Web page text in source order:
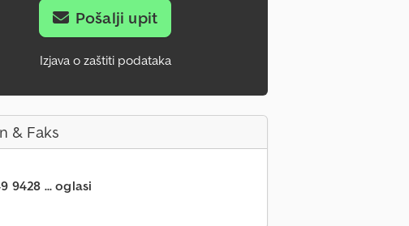
Pošalji upit
Izjava o zaštiti podataka
& Faks
9428 ... oglasi